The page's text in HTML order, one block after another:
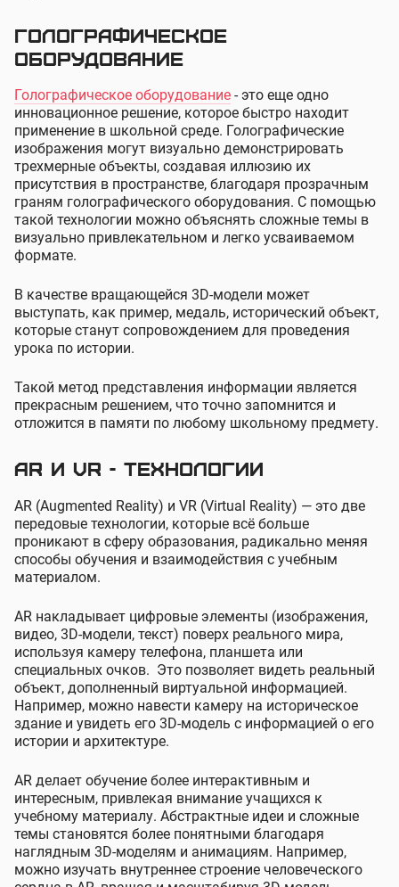
Голографическое
оборудование
Голографическое оборудование - это еще одно
инновационное решение, которое быстро находит
применение в школьной среде. Голографические
изображения могут визуально демонстрировать
трехмерные объекты, создавая иллюзию их
присутствия в пространстве, благодаря прозрачным
граням голографического оборудования. С помощью
такой технологии можно объяснять сложные темы в
визуально привлекательном и легко усваиваемом
формате.
В качестве вращающейся 3D-модели может
выступать, как пример, медаль, исторический объект,
которые станут сопровождением для проведения
урока по истории.
Такой метод представления информации является
прекрасным решением, что точно запомнится и
отложится в памяти по любому школьному предмету.
AR и VR - технологии
AR (Augmented Reality) и VR (Virtual Reality) — это две
передовые технологии, которые всё больше
проникают в сферу образования, радикально меняя
способы обучения и взаимодействия с учебным
материалом.
AR накладывает цифровые элементы (изображения,
видео, 3D-модели, текст) поверх реального мира,
используя камеру телефона, планшета или
специальных очков. Это позволяет видеть реальный
объект, дополненный виртуальной информацией.
Например, можно навести камеру на историческое
здание и увидеть его 3D-модель с информацией о его
истории и архитектуре.
AR делает обучение более интерактивным и
интересным, привлекая внимание учащихся к
учебному материалу. Абстрактные идеи и сложные
темы становятся более понятными благодаря
наглядным 3D-моделям и анимациям. Например,
можно изучать внутреннее строение человеческого